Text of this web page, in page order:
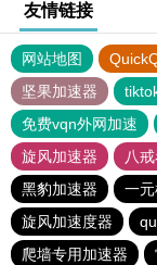
友情链接
网站地图
坚果加速器
免费vqn外网加速
旋风加速器
八
黑豹加速器
一
旋风加速度器
爬墙专用加速器